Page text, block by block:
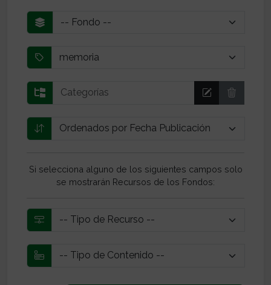
Si selecciona alguno de los siguientes campos solo
se mostrarán Recursos de los Fondos: